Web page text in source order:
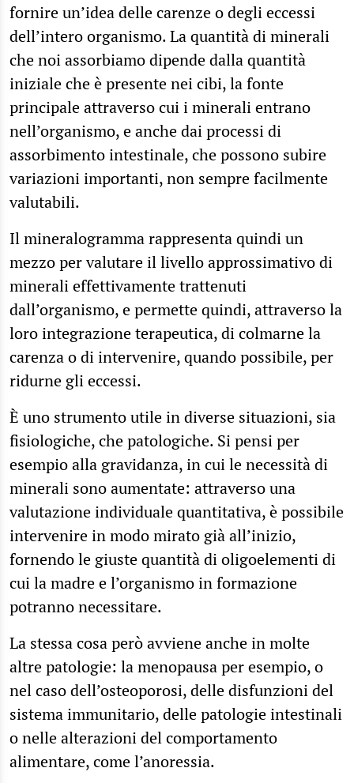
fornire un’idea delle carenze o degli eccessi
dell’intero organismo. La quantità di minerali
che noi assorbiamo dipende dalla quantità
iniziale che è presente nei cibi, la fonte
principale attraverso cui i minerali entrano
nell’organismo, e anche dai processi di
assorbimento intestinale, che possono subire
variazioni importanti, non sempre facilmente
valutabili.
Il mineralogramma rappresenta quindi un
mezzo per valutare il livello approssimativo di
minerali effettivamente trattenuti
dall’organismo, e permette quindi, attraverso la
loro integrazione terapeutica, di colmarne la
carenza o di intervenire, quando possibile, per
ridurne gli eccessi.
È uno strumento utile in diverse situazioni, sia
fisiologiche, che patologiche. Si pensi per
esempio alla gravidanza, in cui le necessità di
minerali sono aumentate: attraverso una
valutazione individuale quantitativa, è possibile
intervenire in modo mirato già all’inizio,
fornendo le giuste quantità di oligoelementi di
cui la madre e l’organismo in formazione
potranno necessitare.
La stessa cosa però avviene anche in molte
altre patologie: la menopausa per esempio, o
nel caso dell’osteoporosi, delle disfunzioni del
sistema immunitario, delle patologie intestinali
o nelle alterazioni del comportamento
alimentare, come l’anoressia.